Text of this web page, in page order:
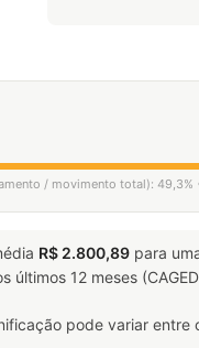
/ movimento total): 49,3%
R$ 2.800,89 para
últimos 12 meses
pode variar entre